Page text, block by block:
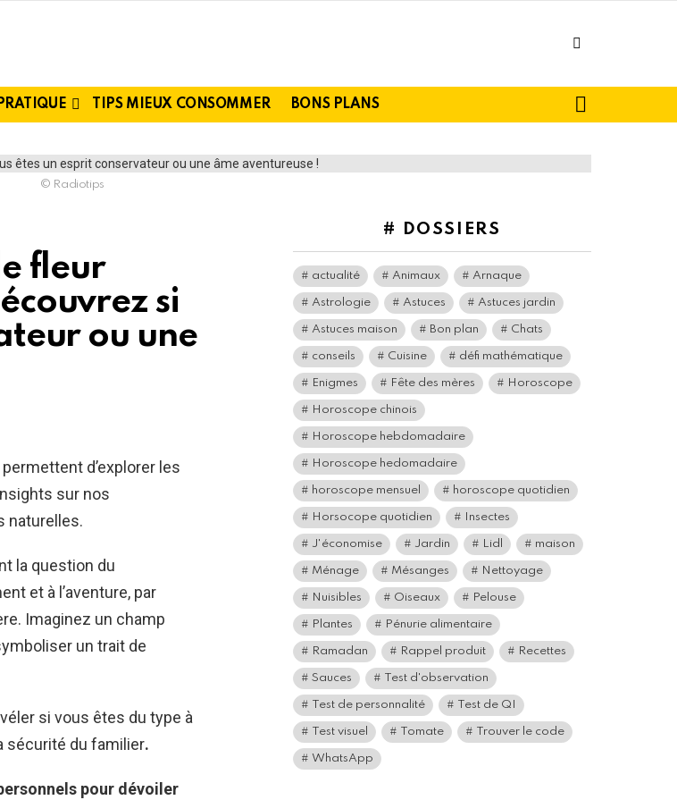
TIPS MIEUX CONSOMMER BONS PLANS
© Radiotips
fleur
si
ou une
d’explorer les
sur nos
naturelles.
la question du
et à l’aventure, par
Imaginez un champ
un trait de
si vous êtes du type à
sécurité du familier.
pour dévoiler
# DOSSIERS
actualité Animaux Arnaque
Astrologie Astuces Astuces jardin
Astuces maison Bon plan Chats
conseils Cuisine défi mathématique
Enigmes Fête des mères Horoscope
Horoscope chinois
Horoscope hebdomadaire
Horoscope hedomadaire
horoscope mensuel horoscope quotidien
Horsocope quotidien Insectes
J'économise Jardin Lidl maison
Ménage Mésanges Nettoyage
Nuisibles Oiseaux Pelouse
Plantes Pénurie alimentaire
Ramadan Rappel produit Recettes
Sauces Test d'observation
Test de personnalité Test de QI
Test visuel Tomate Trouver le code
WhatsApp